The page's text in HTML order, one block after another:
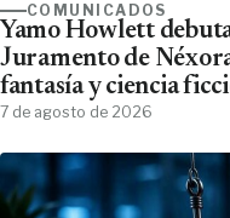
COMUNICADOS
Yamo Howlett
Juramento de
fantasía y ciencia
7 de agosto de 2026